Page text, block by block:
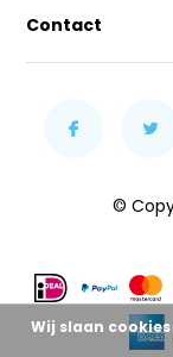
Contact
©
Wij slaan